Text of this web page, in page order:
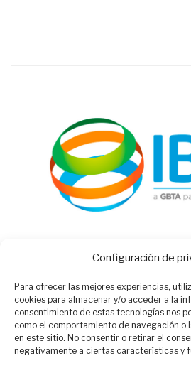
Configuración de
Para ofrecer las mejores experiencias,
cookies para almacenar y/o acceder a la
consentimiento de estas tecnologías nos
como el comportamiento de navegación o
en este sitio. No consentir o retirar el
negativamente a ciertas características y